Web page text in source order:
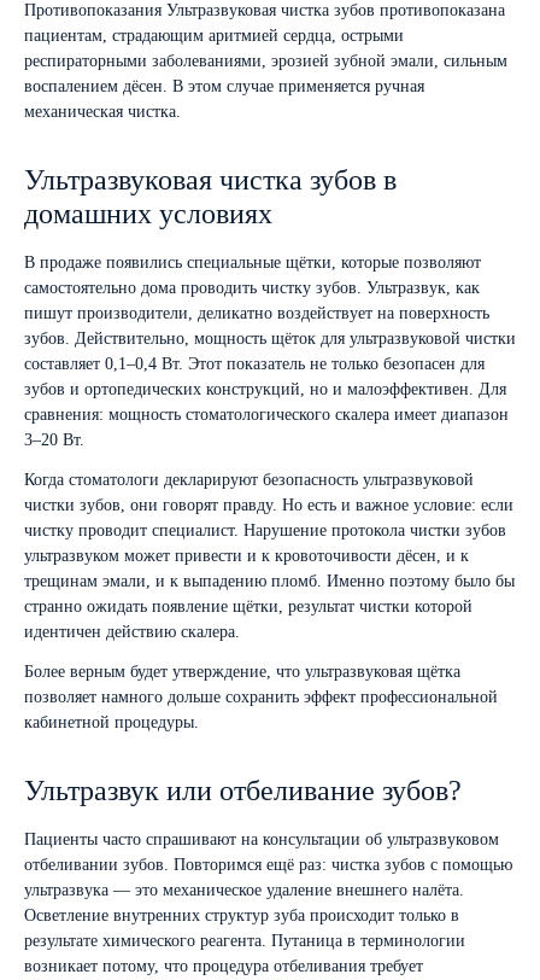
Противопоказания Ультразвуковая чистка зубов противопоказана
пациентам, страдающим аритмией сердца, острыми
респираторными заболеваниями, эрозией зубной эмали, сильным
воспалением дёсен. В этом случае применяется ручная
механическая чистка.
Ультразвуковая чистка зубов в
домашних условиях
В продаже появились специальные щётки, которые позволяют
самостоятельно дома проводить чистку зубов. Ультразвук, как
пишут производители, деликатно воздействует на поверхность
зубов. Действительно, мощность щёток для ультразвуковой чистки
составляет 0,1–0,4 Вт. Этот показатель не только безопасен для
зубов и ортопедических конструкций, но и малоэффективен. Для
сравнения: мощность стоматологического скалера имеет диапазон
3–20 Вт.
Когда стоматологи декларируют безопасность ультразвуковой
чистки зубов, они говорят правду. Но есть и важное условие: если
чистку проводит специалист. Нарушение протокола чистки зубов
ультразвуком может привести и к кровоточивости дёсен, и к
трещинам эмали, и к выпадению пломб. Именно поэтому было бы
странно ожидать появление щётки, результат чистки которой
идентичен действию скалера.
Более верным будет утверждение, что ультразвуковая щётка
позволяет намного дольше сохранить эффект профессиональной
кабинетной процедуры.
Ультразвук или отбеливание зубов?
Пациенты часто спрашивают на консультации об ультразвуковом
отбеливании зубов. Повторимся ещё раз: чистка зубов с помощью
ультразвука — это механическое удаление внешнего налёта.
Осветление внутренних структур зуба происходит только в
результате химического реагента. Путаница в терминологии
возникает потому, что процедура отбеливания требует